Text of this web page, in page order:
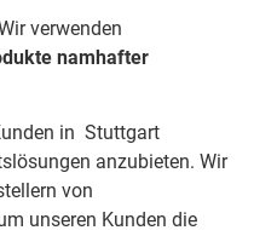
verwenden
namhafter
in Stuttgart
anzubieten. Wir
von
unseren Kunden die